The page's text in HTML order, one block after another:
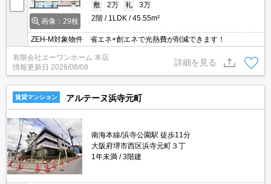
画像：29枚
敷
2万 礼
3万
2階
1LDK 45.55m²
ZEH-M対象物件 省エネ+創エネで光熱費が削減できます！
有限会社エーワンホーム 本店
情報更新日 2026/08/08
詳細を見る
賃貸マンション アルテーヌ浜寺元町
南海本線/浜寺公園駅 徒歩11分
大阪府堺市西区浜寺元町３丁
1年未満
3階建